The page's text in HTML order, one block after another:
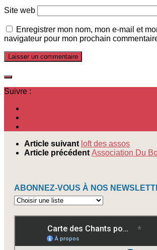
Site web
Enregistrer mon nom, mon e-mail et
navigateur pour mon prochain
Suivre :
Article suivant loft des assos
Article précédent Association Du
ABONNEZ-VOUS À NOS
Abonnez-
à
newsletters